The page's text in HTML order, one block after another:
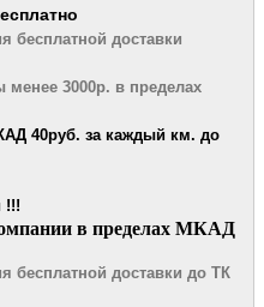
бесплатной доставки
менее 3000р. в пределах
40руб. за каждый км. до
!!!
в пределах МКАД
бесплатной доставки до ТК